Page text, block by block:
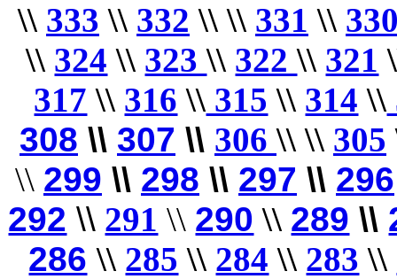
\\ 333 \\ 332 \\\\ 331 \\
\\ 324 \\ 323\\ 322\\ 321
317 \\ 316 \\ 315 \\ 314 \\
308 \\ 307 \\ 306\\ \\ 305
\\ 299 \\ 298 \\ 297 \\ 296
292 \\ 291 \\ 290 \\ 289 \\
286 \\ 285 \\ 284 \\ 283 \\